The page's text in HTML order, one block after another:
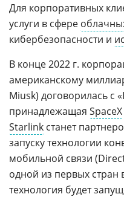
Для корпоративных
услуги в сфере
кибербезопасности и
В конце 2022 г.
американскому
Miusk) договорилась с
принадлежащая SpaceX
Starlink станет
запуску технологии
мобильной связи
одной из первых стран
технология будет